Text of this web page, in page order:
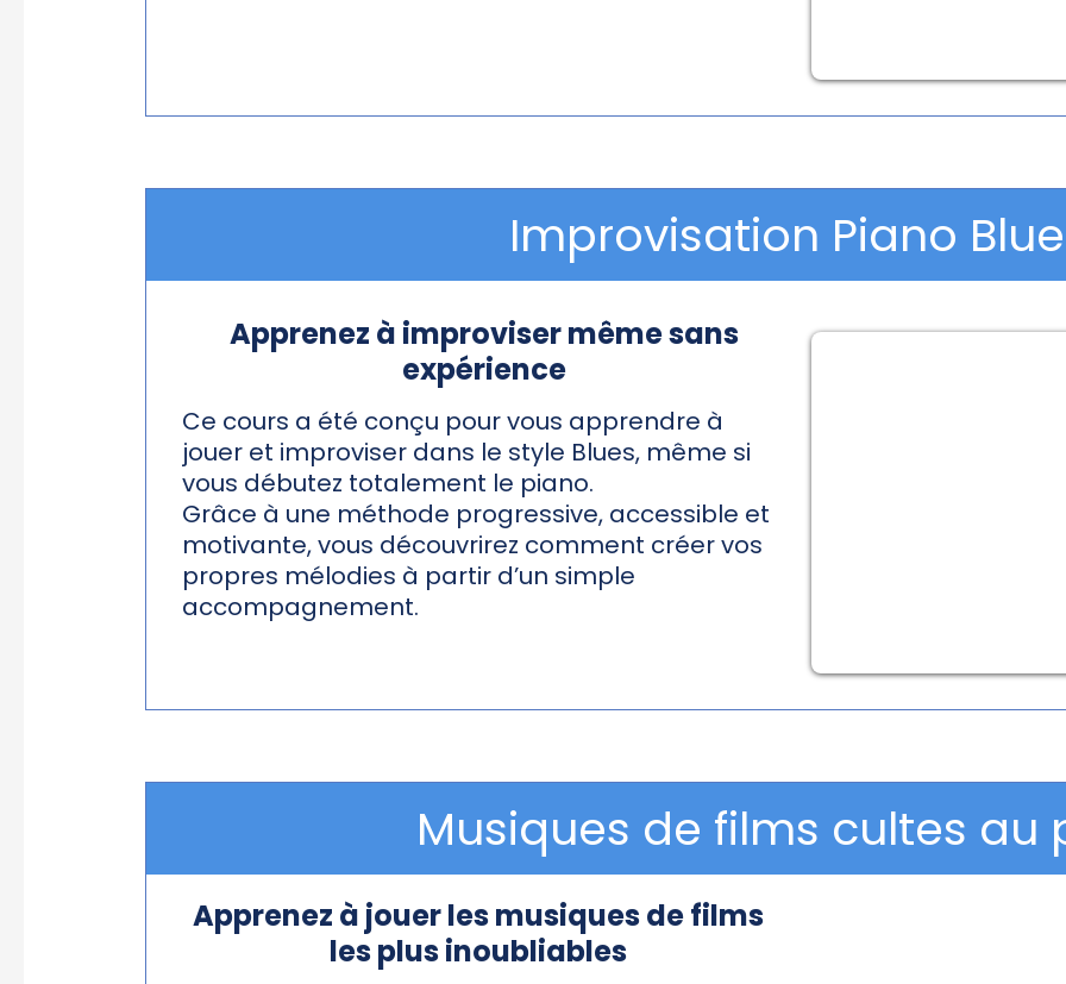
Improvisation Piano
Apprenez à improviser même sans
expérience
Ce cours a été conçu pour vous apprendre à
jouer et improviser dans le style Blues, même si
vous débutez totalement le piano.
Grâce à une méthode progressive, accessible et
motivante, vous découvrirez comment créer vos
propres mélodies à partir d’un simple
accompagnement.
Musiques de films cultes au
Apprenez à jouer les musiques de films
les plus inoubliables